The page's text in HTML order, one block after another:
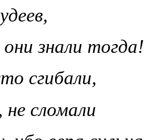
знали тогда!
сгибали,
сломали